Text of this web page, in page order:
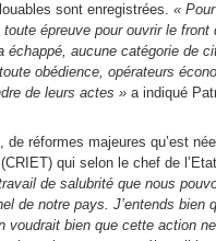
sont enregistrées. «
épreuve pour ouvrir le
échappé, aucune catégorie de
obédience, opérateurs
de leurs actes » a indiqué
de réformes majeures qu’est
qui selon le chef de
de salubrité que nous
de notre pays. J’entends bien
bien que cette action